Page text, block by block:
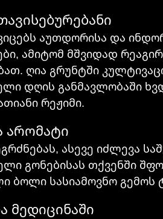
აუთდორისა და
ამიტომ მშვიდად
ღია გრუნტში
დღის განმავლობაში
რეჟიმი.
არომატი
ასევე იძლევა
გონებისას თქვენში
ბოლი სასიამოვნო გემოს
მედიცინაში